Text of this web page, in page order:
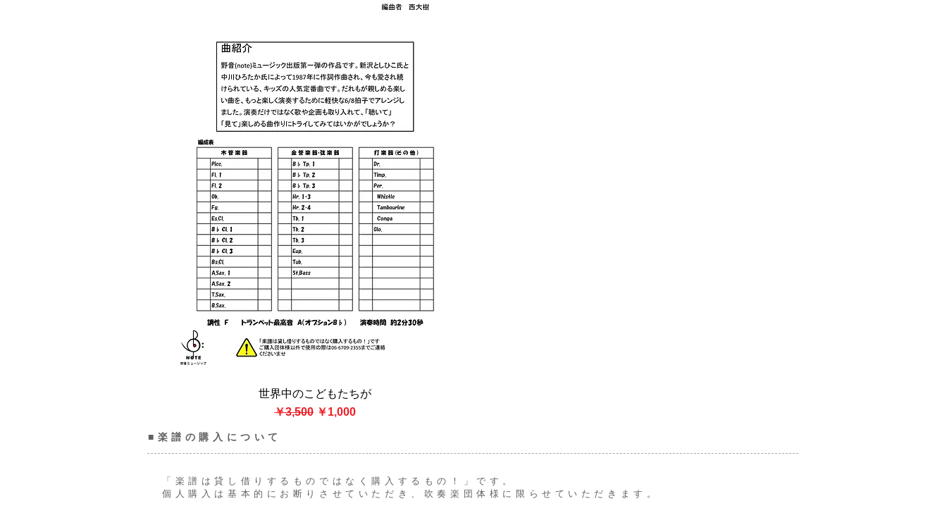
クイックビュー
世界中のこどもたちが
通常価格
￥3,500 セール価格
￥1,000
■楽譜の購入について
「楽譜は貸し借りするものではなく購入するもの！」です。
個人購入は基本的にお断りさせていただき、吹奏楽団体様に限らせていただきます。